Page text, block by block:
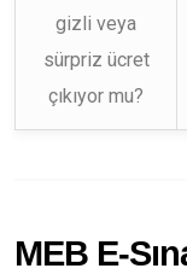
gizli veya
sürpriz ücret
çıkıyor mu?
MEB E-